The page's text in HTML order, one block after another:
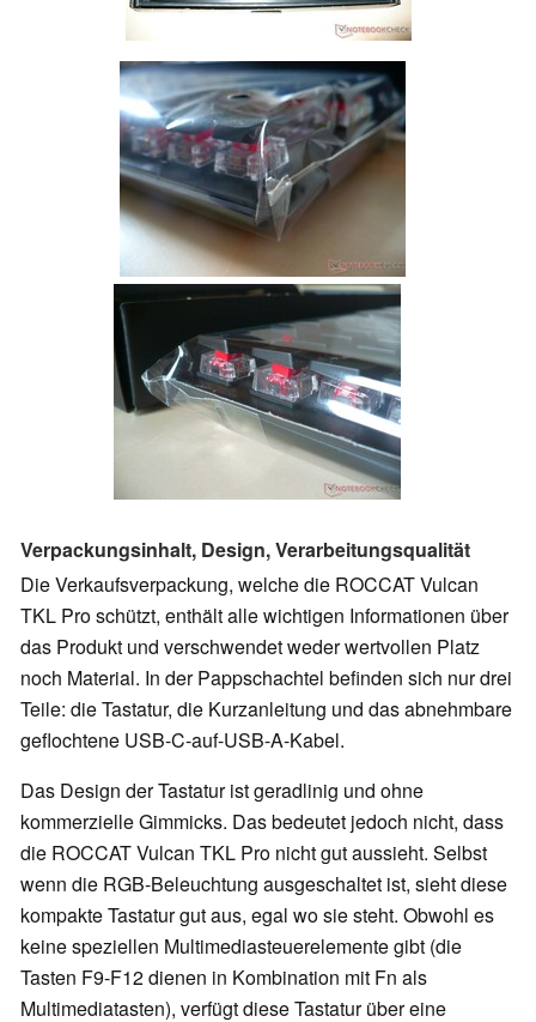
Verpackungsinhalt, Design, Verarbeitungsqualität
Die Verkaufsverpackung, welche die ROCCAT Vulcan
TKL Pro schützt, enthält alle wichtigen Informationen über
das Produkt und verschwendet weder wertvollen Platz
noch Material. In der Pappschachtel befinden sich nur drei
Teile: die Tastatur, die Kurzanleitung und das abnehmbare
geflochtene USB-C-auf-USB-A-Kabel.
Das Design der Tastatur ist geradlinig und ohne
kommerzielle Gimmicks. Das bedeutet jedoch nicht, dass
die ROCCAT Vulcan TKL Pro nicht gut aussieht. Selbst
wenn die RGB-Beleuchtung ausgeschaltet ist, sieht diese
kompakte Tastatur gut aus, egal wo sie steht. Obwohl es
keine speziellen Multimediasteuerelemente gibt (die
Tasten F9-F12 dienen in Kombination mit Fn als
Multimediatasten), verfügt diese Tastatur über eine